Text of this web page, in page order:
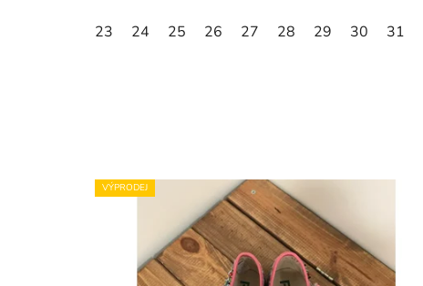
23 24 25 26 27 28 29 30 31
VÝPRODEJ